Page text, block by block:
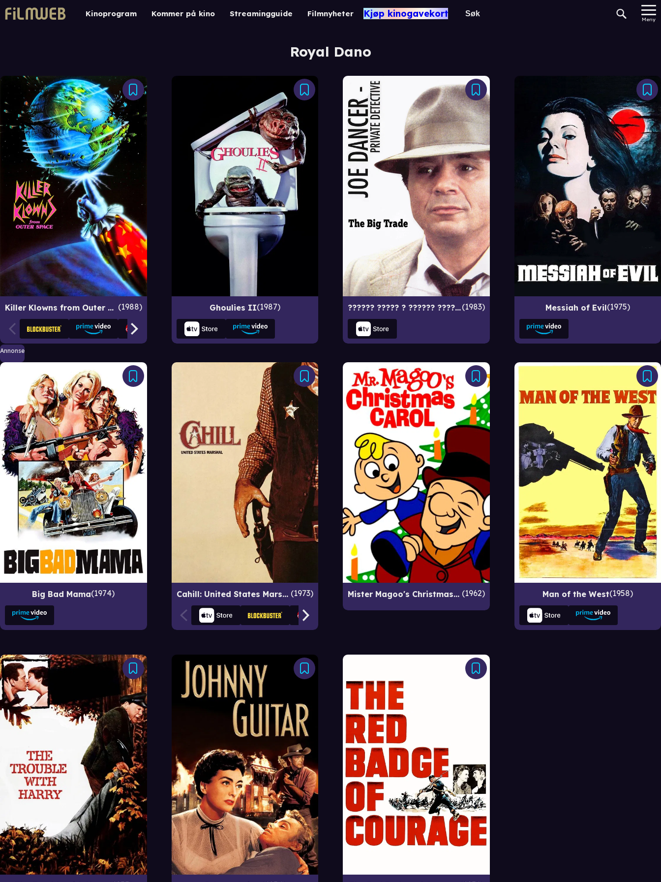
Kinoprogram Kommer på kino Streamingguide Filmnyheter Kjøp kinogavekort
Meny
Royal Dano
Killer Klowns from Outer Space 1988 Ghoulies II 1987 ?????? ????? ? ?????? ??????: ????????? ????. 1-? ????? 1983 Messiah of Evil 1975
Annonse
Big Bad Mama 1974 Cahill: United States Marshal 1973 Mister Magoo's Christmas Carol 1962 Man of the West 1958